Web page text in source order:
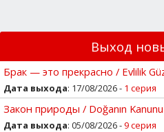
Выход
Брак — это прекрасно / Evlilik
Дата выхода: 17/08/2026 - 1 серия
Закон природы / Doğanın Kanunu
Дата выхода: 05/08/2026 -9 серия